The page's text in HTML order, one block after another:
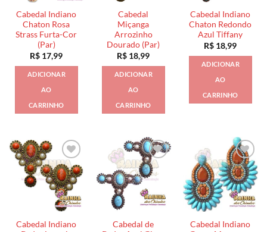
Cabedal Indiano
Chaton Rosa
Strass Furta-Cor
(Par)
R$ 17,99
ADICIONAR
AO
CARRINHO
Cabedal
Miçanga
Arrozinho
Dourado (Par)
R$ 18,99
ADICIONAR
AO
CARRINHO
Cabedal Indiano
Chaton Redondo
Azul Tiffany
R$ 18,99
ADICIONAR
AO
CARRINHO
Cabedal Indiano
Cabedal de
Cabedal Indiano